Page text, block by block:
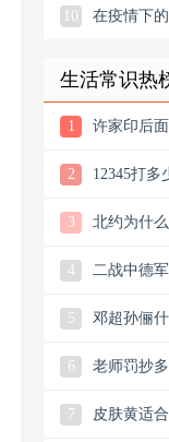
10
在疫情下
生活常识热
1
许家印后
2
12345打多
3
北约为什
4
二战中德
5
邓超孙俪
6
老师罚抄
7
皮肤黄适